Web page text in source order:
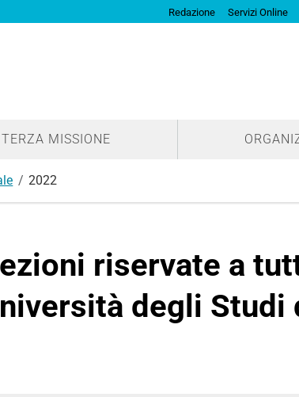
Redazione Servizi Online
TERZA MISSIONE
2022
riservate a
degli Studi